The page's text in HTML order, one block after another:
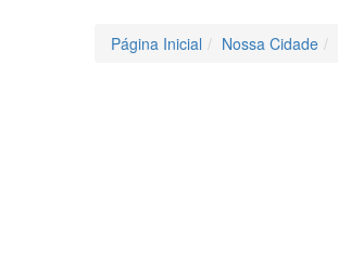
Página Inicial Nossa Cidade